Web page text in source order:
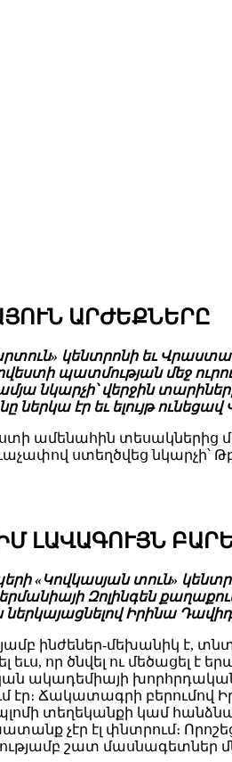
ԱՐԺԵՔՆԵՐԸ
կենտրոնի եւ
պատմության մեջ
նկարչի՝ վերջին
ներկա էր եւ ելույթ
ամենահին տեսակներից
ստեղծվեց նկարչի՝
ԼԱՎԱԳՈՒՅՆ
«Կովկասյան տուն»
Գերմանիայի Զոլինգեն
ներկայացնելով Իրինա
ինժեներ-մեխանիկ է,
եւս, որ ծնվել ու մեծացել է
ակադեմիայի խորհրդական
էր։ Ճակատագրի բերումով
տեղեկանքի կամ
չէր էլ փնտրում։
շատ մասնագետներ